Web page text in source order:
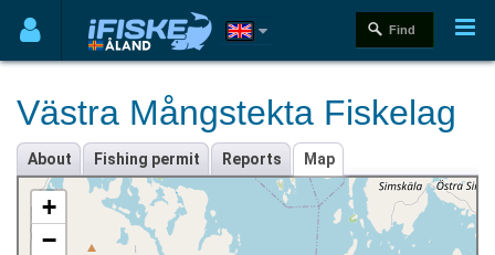
Västra Mångstekta Fiskelag
About Fishing permit Reports Map
+
−